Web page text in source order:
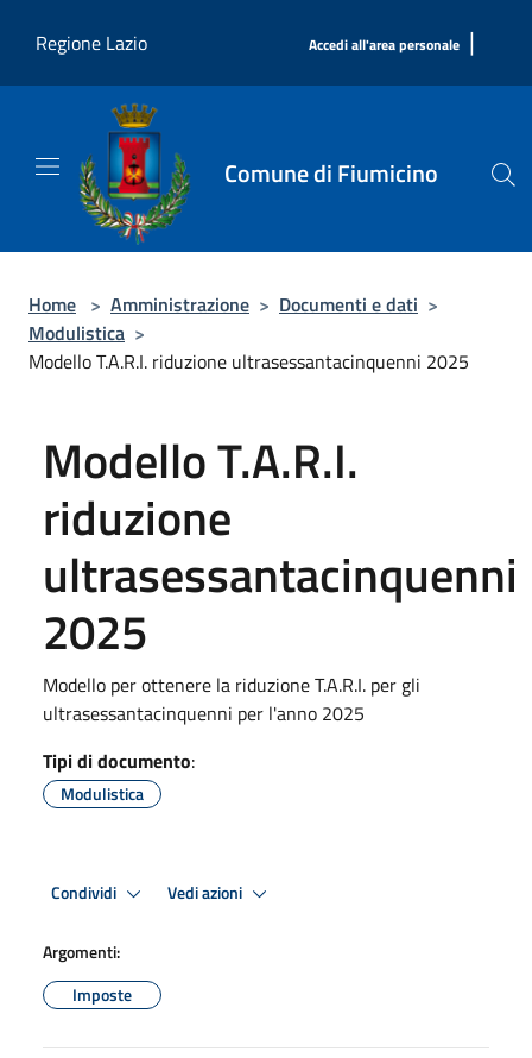
Regione Lazio
Accedi all'area personale |
Comune di Fiumicino
Home > Amministrazione > Documenti e dati >
Modulistica >
Modello T.A.R.I. riduzione ultrasessantacinquenni 2025
Modello T.A.R.I.
riduzione
ultrasessantacinquenni
2025
Modello per ottenere la riduzione T.A.R.I. per gli
ultrasessantacinquenni per l'anno 2025
Tipi di documento:
Modulistica
Condividi Vedi azioni
Argomenti:
Imposte